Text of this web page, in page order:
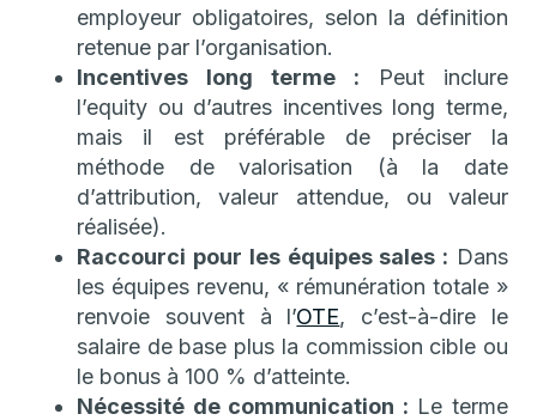
employeur obligatoires, selon la définition
retenue par l’organisation.
Incentives long terme : Peut inclure
l’equity ou d’autres incentives long terme,
mais il est préférable de préciser la
méthode de valorisation (à la date
d’attribution, valeur attendue, ou valeur
réalisée).
Raccourci pour les équipes sales : Dans
les équipes revenu, « rémunération totale »
renvoie souvent à l’OTE, c’est-à-dire le
salaire de base plus la commission cible ou
le bonus à 100 % d’atteinte.
Nécessité de communication : Le terme